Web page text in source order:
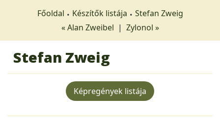
Főoldal Készítők listája
Stefan Zweig
« Alan Zweibel | Zylonol »
Stefan Zweig
Képregények listája